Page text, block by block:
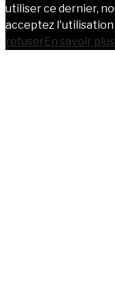
utiliser ce dernier,
acceptez l'utilisation
refuserEn savoir plus